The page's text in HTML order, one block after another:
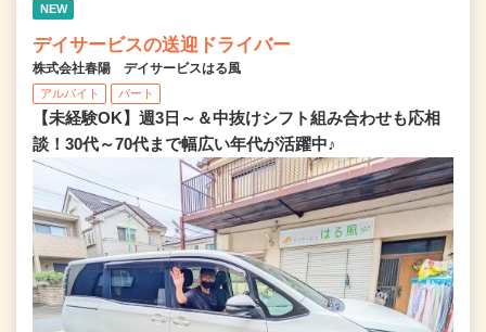
NEW
デイサービスの送迎ドライバー
株式会社春陽 デイサービスはる風
アルバイト パート
【未経験OK】週3日～＆中抜けシフト組み合わせも応相
談！30代～70代まで幅広い年代が活躍中♪